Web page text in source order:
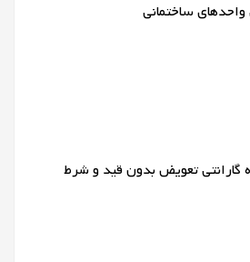
ساختمانی
نصب ، ۶ ماه گارانتی تعویض بدون قید و شرط